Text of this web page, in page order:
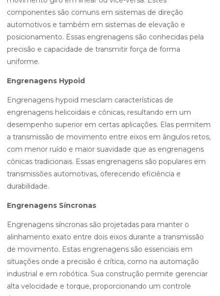
componentes são comuns em sistemas de direção
automotivos e também em sistemas de elevação e
posicionamento. Essas engrenagens são conhecidas pela
precisão e capacidade de transmitir força de forma
uniforme.
Engrenagens Hypoid
Engrenagens hypoid mesclam características de
engrenagens helicoidais e cônicas, resultando em um
desempenho superior em certas aplicações. Elas permitem
a transmissão de movimento entre eixos em ângulos retos,
com menor ruído e maior suavidade que as engrenagens
cônicas tradicionais. Essas engrenagens são populares em
transmissões automotivas, oferecendo eficiência e
durabilidade.
Engrenagens Síncronas
Engrenagens síncronas são projetadas para manter o
alinhamento exato entre dois eixos durante a transmissão
de movimento. Estas engrenagens são essenciais em
situações onde a precisão é crítica, como na automação
industrial e em robótica. Sua construção permite gerenciar
alta velocidade e torque, proporcionando um controle